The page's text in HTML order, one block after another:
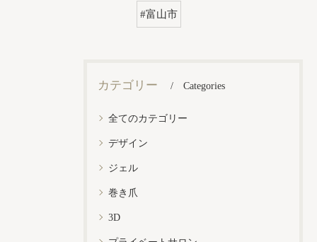
#富山市
カテゴリー Categories
全てのカテゴリー
デザイン
ジェル
巻き爪
3D